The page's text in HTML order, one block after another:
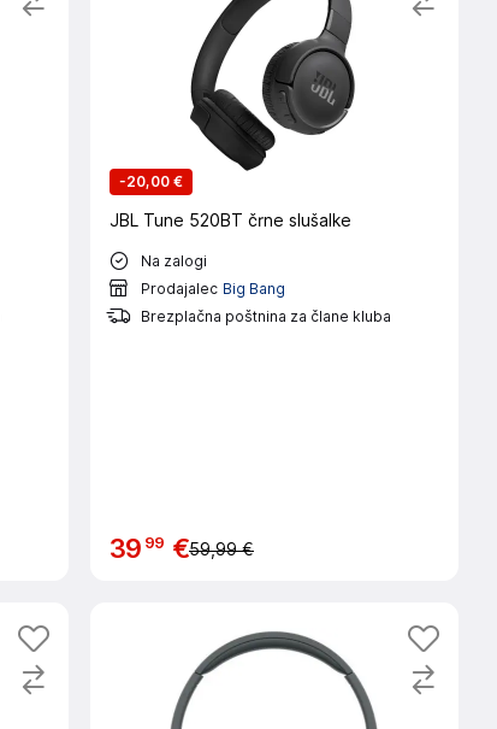
-20,00 €
JBL Tune 520BT črne slušalke
Na zalogi
Prodajalec Big Bang
Brezplačna poštnina za člane kluba
39 99 €59,99 €